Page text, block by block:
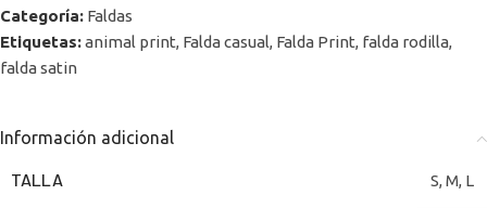
Categoría: Faldas
Etiquetas:animal print, Falda casual, Falda Print, falda rodilla,
falda satin
Información adicional
TALLA S, M, L